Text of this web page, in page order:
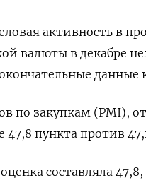
активность в
валюты в декабре
данные
по закупкам (PMI),
47,8 пункта против
составляла